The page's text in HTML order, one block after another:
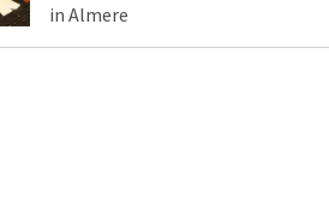
in Almere